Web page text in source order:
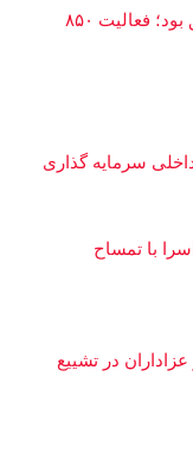
مدیریت تأمین شیرخشک در مازندران موفق بود؛ فعالیت ۸۵۰
سرمایه‌ گذاری
با تمساح
در تشییع